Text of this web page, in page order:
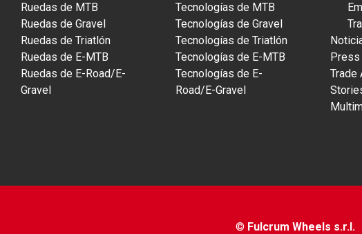
Ruedas de MTB
Ruedas de Gravel
Ruedas de Triatlón
Ruedas de E-MTB
Ruedas de E-Road/E-
Gravel
Tecnologías de MTB
Tecnologías de Gravel
Tecnologías de Triatlón
Tecnologías de E-MTB
Tecnologías de E-
Road/E-Gravel
Press
Trade
© Fulcrum Wheels s.r.l.